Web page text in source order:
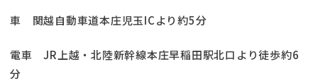
車 関越自動車道本庄児玉ICより約5分
電車 JR上越・北陸新幹線本庄早稲田駅北口より徒歩約6
分